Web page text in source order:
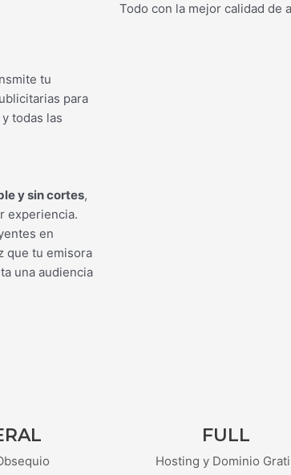
Todo con la mejor calidad de
tu
para
todas las
y sin cortes,
experiencia.
en
que tu emisora
una audiencia
FULL
Hosting y Dominio